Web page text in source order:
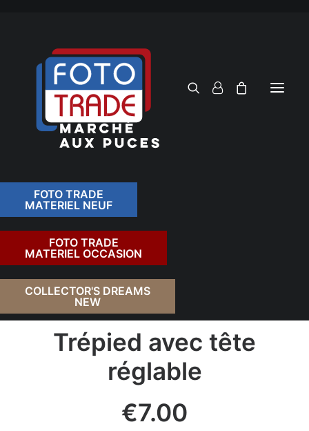
FOTO TRADE
MATERIEL NEUF
FOTO TRADE
MATERIEL OCCASION
COLLECTOR'S DREAMS
NEW
RETOUR
Trépied avec tête
réglable
€7.00